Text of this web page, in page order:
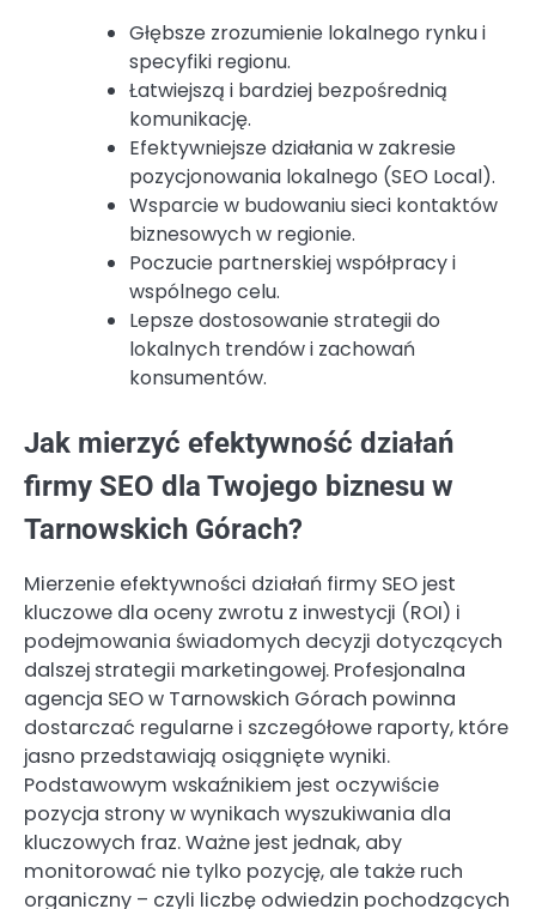
Głębsze zrozumienie lokalnego rynku i
specyfiki regionu.
Łatwiejszą i bardziej bezpośrednią
komunikację.
Efektywniejsze działania w zakresie
pozycjonowania lokalnego (SEO Local).
Wsparcie w budowaniu sieci kontaktów
biznesowych w regionie.
Poczucie partnerskiej współpracy i
wspólnego celu.
Lepsze dostosowanie strategii do
lokalnych trendów i zachowań
konsumentów.
Jak mierzyć efektywność działań
firmy SEO dla Twojego biznesu w
Tarnowskich Górach?
Mierzenie efektywności działań firmy SEO jest
kluczowe dla oceny zwrotu z inwestycji (ROI) i
podejmowania świadomych decyzji dotyczących
dalszej strategii marketingowej. Profesjonalna
agencja SEO w Tarnowskich Górach powinna
dostarczać regularne i szczegółowe raporty, które
jasno przedstawiają osiągnięte wyniki.
Podstawowym wskaźnikiem jest oczywiście
pozycja strony w wynikach wyszukiwania dla
kluczowych fraz. Ważne jest jednak, aby
monitorować nie tylko pozycję, ale także ruch
organiczny – czyli liczbę odwiedzin pochodzących